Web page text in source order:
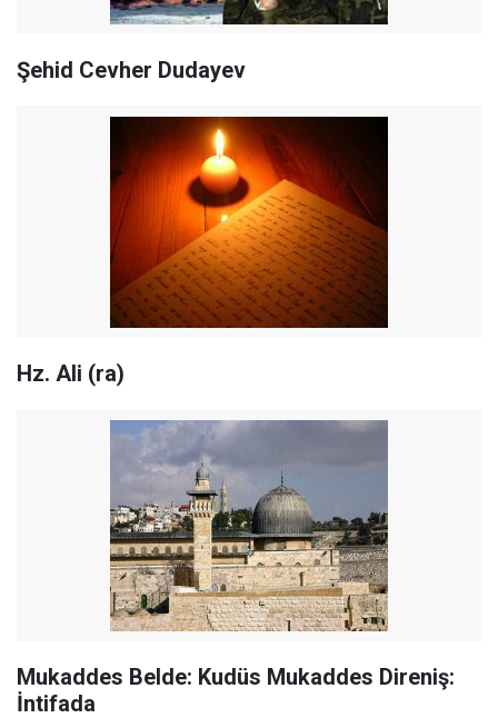
Şehid Cevher Dudayev
Hz. Ali (ra)
Mukaddes Belde: Kudüs Mukaddes Direniş:
İntifada